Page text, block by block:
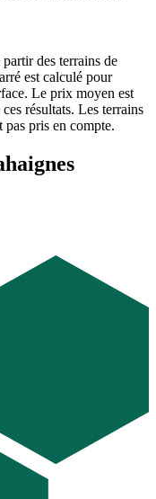
des terrains de
est calculé pour
Le prix moyen est
résultats. Les terrains
pas pris en compte.